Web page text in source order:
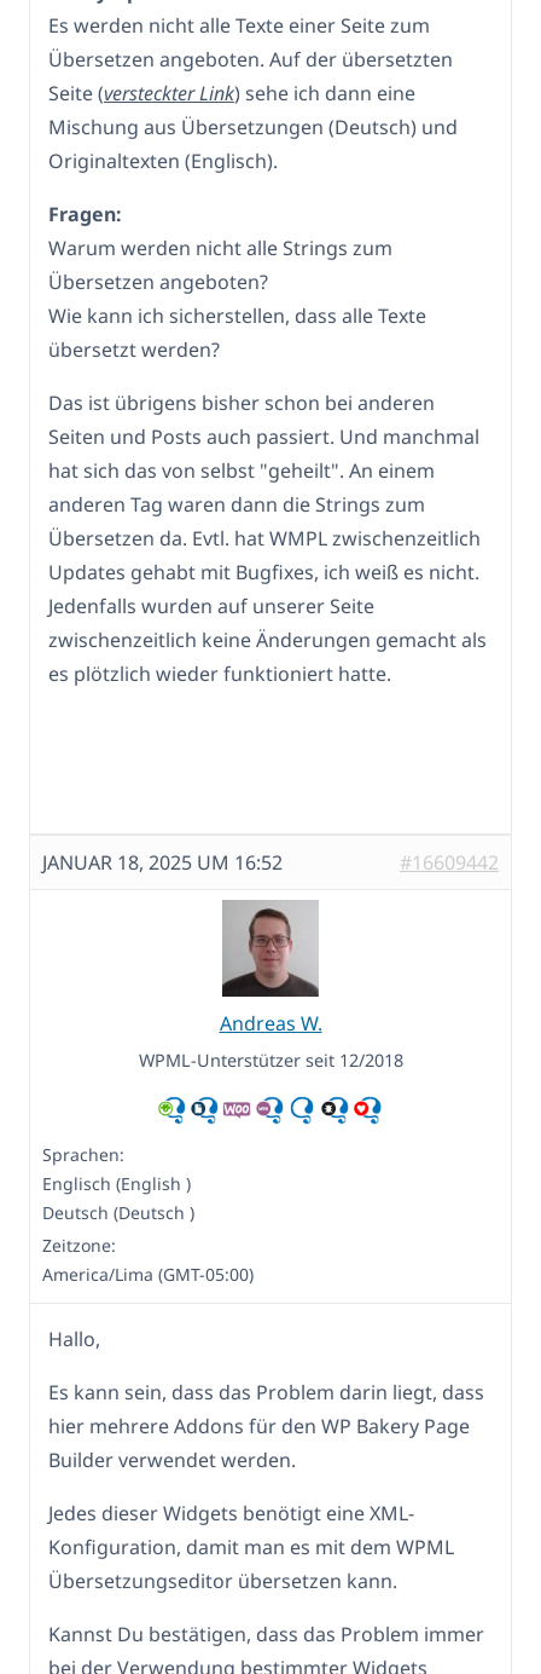
Es werden nicht alle Texte einer Seite zum
Übersetzen angeboten. Auf der übersetzten
Seite (versteckter Link) sehe ich dann eine
Mischung aus Übersetzungen (Deutsch) und
Originaltexten (Englisch).
Fragen:
Warum werden nicht alle Strings zum
Übersetzen angeboten?
Wie kann ich sicherstellen, dass alle Texte
übersetzt werden?
Das ist übrigens bisher schon bei anderen
Seiten und Posts auch passiert. Und manchmal
hat sich das von selbst "geheilt". An einem
anderen Tag waren dann die Strings zum
Übersetzen da. Evtl. hat WMPL zwischenzeitlich
Updates gehabt mit Bugfixes, ich weiß es nicht.
Jedenfalls wurden auf unserer Seite
zwischenzeitlich keine Änderungen gemacht als
es plötzlich wieder funktioniert hatte.
JANUAR 18, 2025 UM 16:52 #16609442
Andreas W.
WPML-Unterstützer seit 12/2018
Sprachen:
Englisch (English )
Deutsch (Deutsch )
Zeitzone:
America/Lima (GMT-05:00)
Hallo,
Es kann sein, dass das Problem darin liegt, dass
hier mehrere Addons für den WP Bakery Page
Builder verwendet werden.
Jedes dieser Widgets benötigt eine XML-
Konfiguration, damit man es mit dem WPML
Übersetzungseditor übersetzen kann.
Kannst Du bestätigen, dass das Problem immer
bei der Verwendung bestimmter Widgets